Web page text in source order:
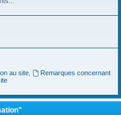
au site,
Remarques concernant